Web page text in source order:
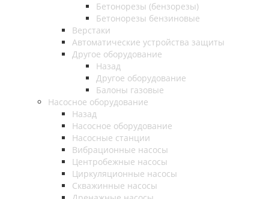
Бетонорезы (бензорезы)
Бетонорезы бензиновые
Верстаки
Автоматические устройства защиты
Другое оборудование
Назад
Другое оборудование
Балоны газовые
Насосное оборудование
Назад
Насосное оборудование
Насосные станции
Вибрационные насосы
Центробежные насосы
Циркуляционные насосы
Скважинные насосы